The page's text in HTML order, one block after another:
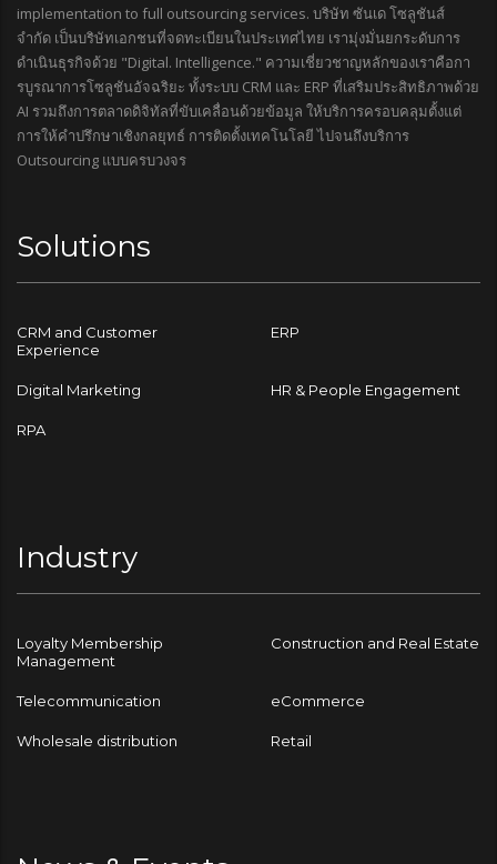
implementation to full outsourcing services. บริษัท ซันเด โซลูชันส์
จำกัด เป็นบริษัทเอกชนที่จดทะเบียนในประเทศไทย เรามุ่งมั่นยกระดับการ
ดำเนินธุรกิจด้วย "Digital. Intelligence." ความเชี่ยวชาญหลักของเราคือกา
รบูรณาการโซลูชันอัจฉริยะ ทั้งระบบ CRM และ ERP ที่เสริมประสิทธิภาพด้วย
AI รวมถึงการตลาดดิจิทัลที่ขับเคลื่อนด้วยข้อมูล ให้บริการครอบคลุมตั้งแต่
การให้คำปรึกษาเชิงกลยุทธ์ การติดตั้งเทคโนโลยี ไปจนถึงบริการ
Outsourcing แบบครบวงจร
Solutions
CRM and Customer
Experience
ERP
Digital Marketing HR & People Engagement
RPA
Industry
Loyalty Membership
Management
Construction and Real Estate
Telecommunication eCommerce
Wholesale distribution Retail